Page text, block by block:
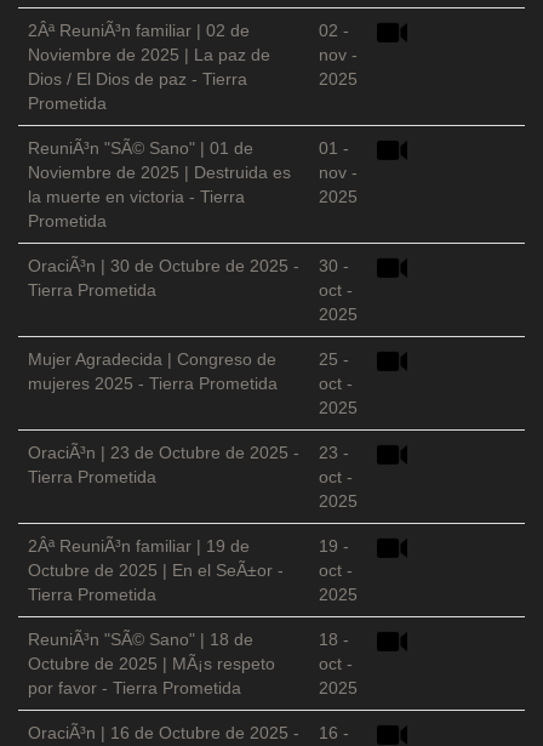
2Âª ReuniÃ³n familiar | 02 de
Noviembre de 2025 | La paz de
Dios / El Dios de paz - Tierra
Prometida
02 -
nov -
2025
ReuniÃ³n "SÃ© Sano" | 01 de
Noviembre de 2025 | Destruida es
la muerte en victoria - Tierra
Prometida
01 -
nov -
2025
OraciÃ³n | 30 de Octubre de 2025 -
Tierra Prometida
30 -
oct -
2025
Mujer Agradecida | Congreso de
mujeres 2025 - Tierra Prometida
25 -
oct -
2025
OraciÃ³n | 23 de Octubre de 2025 -
Tierra Prometida
23 -
oct -
2025
2Âª ReuniÃ³n familiar | 19 de
Octubre de 2025 | En el SeÃ±or -
Tierra Prometida
19 -
oct -
2025
ReuniÃ³n "SÃ© Sano" | 18 de
Octubre de 2025 | MÃ¡s respeto
por favor - Tierra Prometida
18 -
oct -
2025
OraciÃ³n | 16 de Octubre de 2025 -
16 -